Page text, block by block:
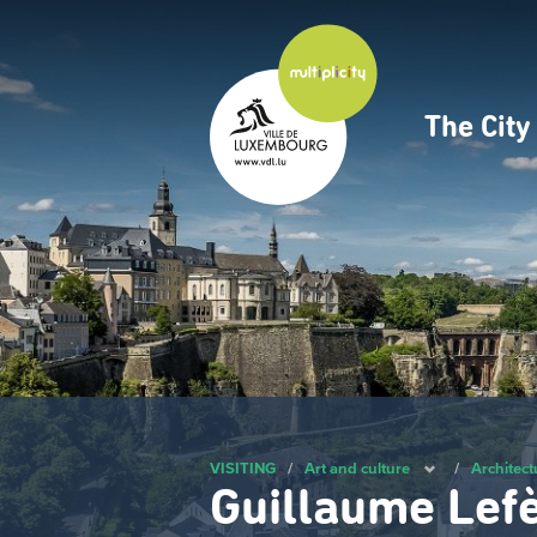
main
content
The City
VISITING / Art and culture /
Guillaume